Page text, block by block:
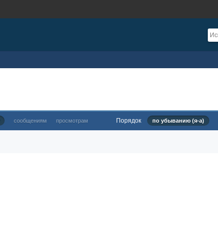
сообщениям просмотрам Порядок по убыванию (я-а)